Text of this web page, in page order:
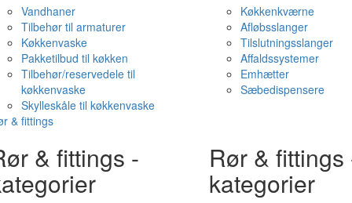
Vandhaner
Tilbehør til armaturer
Køkkenvaske
Pakketilbud til køkken
Tilbehør/reservedele til
køkkenvaske
Skylleskåle til køkkenvaske
Køkkenkværne
Afløbsslanger
Tilslutningsslanger
Affaldssystemer
Emhætter
Sæbedispensere
& fittings
& fittings - Rør & fittings
kategorier